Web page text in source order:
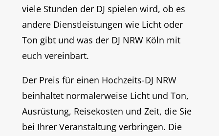
viele Stunden der DJ spielen wird, ob es
andere Dienstleistungen wie Licht oder
Ton gibt und was der DJ NRW Köln mit
euch vereinbart.
Der Preis für einen Hochzeits-DJ NRW
beinhaltet normalerweise Licht und Ton,
Ausrüstung, Reisekosten und Zeit, die Sie
bei Ihrer Veranstaltung verbringen. Die